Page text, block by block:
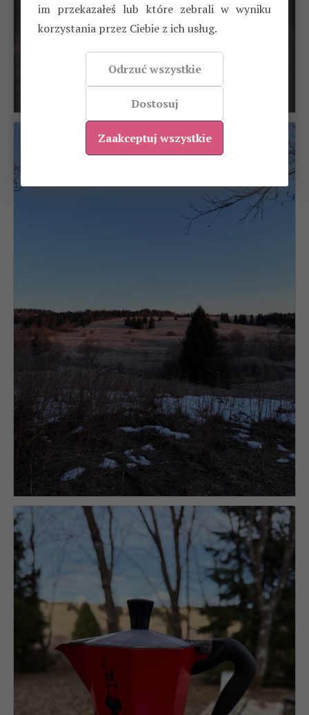
im przekazałeś lub które zebrali w wyniku
korzystania przez Ciebie z ich usług.
Odrzuć wszystkie
Dostosuj
Zaakceptuj wszystkie